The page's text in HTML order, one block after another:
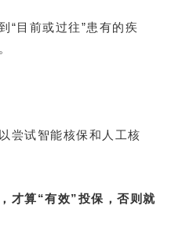
“目前或过往”患有的疾
尝试智能核保和人工核
才算“有效”投保，否则就